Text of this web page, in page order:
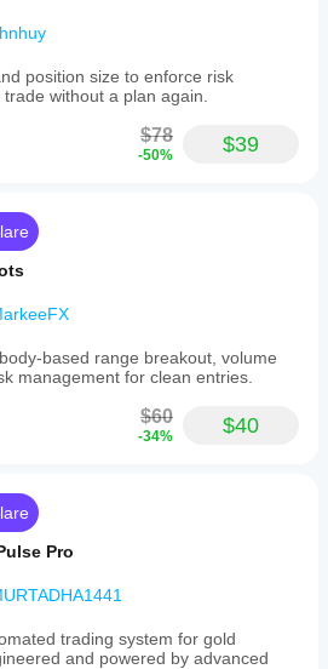
position size to enforce risk
without a plan again.
$78
-50% $39
based range breakout, volume
management for clean entries.
$60
-34% $40
Pro
trading system for gold
and powered by advanced